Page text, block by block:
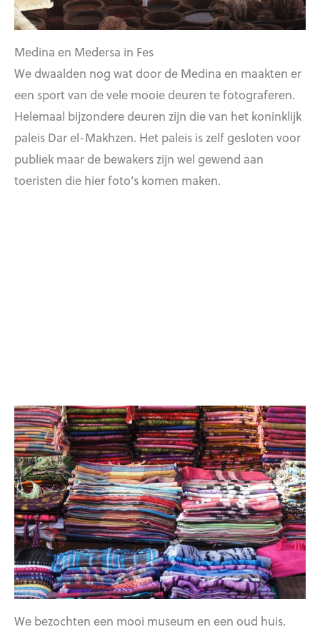
Medina en Medersa in Fes
We dwaalden nog wat door de Medina en maakten er
een sport van de vele mooie deuren te fotograferen.
Helemaal bijzondere deuren zijn die van het koninklijk
paleis Dar el-Makhzen. Het paleis is zelf gesloten voor
publiek maar de bewakers zijn wel gewend aan
toeristen die hier foto’s komen maken.
We bezochten een mooi museum en een oud huis.